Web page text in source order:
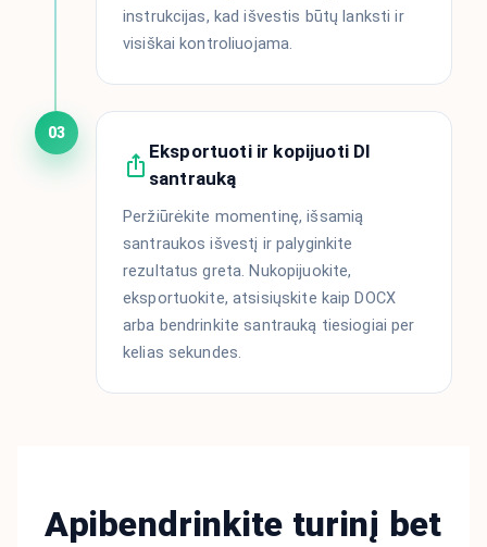
instrukcijas, kad išvestis būtų lanksti ir
visiškai kontroliuojama.
03
Eksportuoti ir kopijuoti DI
santrauką
Peržiūrėkite momentinę, išsamią
santraukos išvestį ir palyginkite
rezultatus greta. Nukopijuokite,
eksportuokite, atsisiųskite kaip DOCX
arba bendrinkite santrauką tiesiogiai per
kelias sekundes.
Apibendrinkite turinį bet